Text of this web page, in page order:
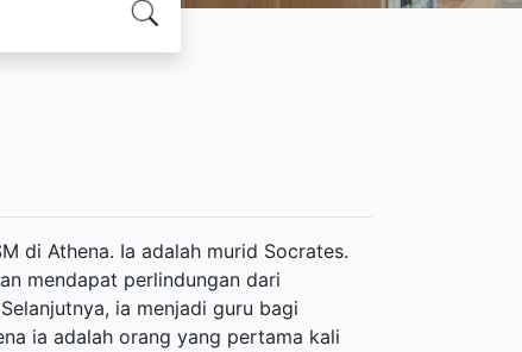
di Athena. Ia adalah murid Socrates.
mendapat perlindungan dari
ia menjadi guru bagi
ia adalah orang yang pertama kali